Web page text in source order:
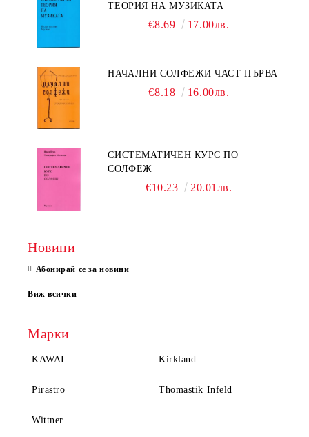
ТЕОРИЯ НА МУЗИКАТА
€8.69 17.00лв.
НАЧАЛНИ СОЛФЕЖИ ЧАСТ ПЪРВА
€8.18 16.00лв.
СИСТЕМАТИЧЕН КУРС ПО
СОЛФЕЖ
€10.23 20.01лв.
Новини
Абонирай се за новини
Виж всички
Марки
KAWAI Kirkland
Pirastro Thomastik Infeld
Wittner